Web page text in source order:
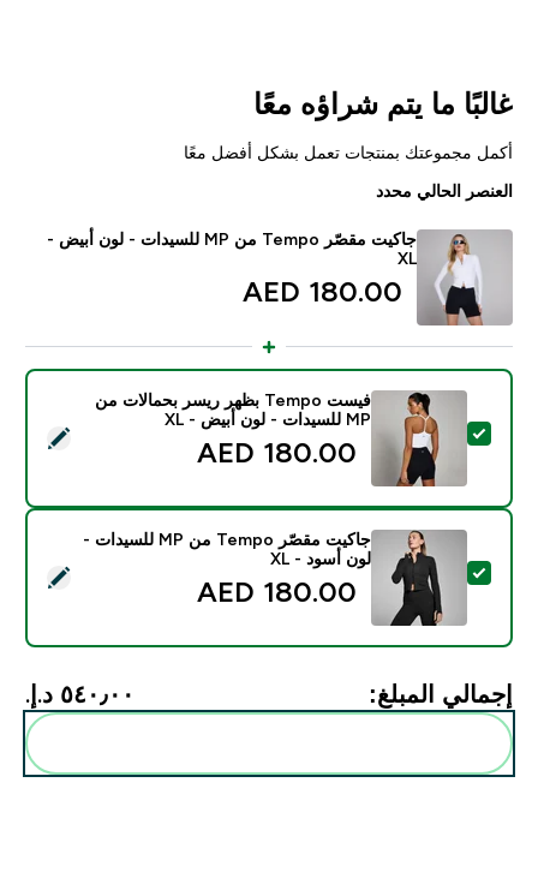
غالبًا ما يتم شراؤه معًا
أكمل مجموعتك بمنتجات تعمل بشكل أفضل معًا
العنصر الحالي محدد
جاكيت مقصّر Tempo من MP للسيدات - لون أبيض -
XL
180.00 AED‎
تحديد هذا المنتج - فيست Tempo بظهر ريسر بحمالات من MP للسيدات - لون أبيض - XL
فيست Tempo بظهر ريسر بحمالات من
MP للسيدات - لون أبيض - XL
180.00 AED‎
تحديد هذا المنتج - جاكيت مقصّر Tempo من MP للسيدات - لون أسود - XL
جاكيت مقصّر Tempo من MP للسيدات -
لون أسود - XL
180.00 AED‎
إجمالي المبلغ: ٥٤٠٫٠٠ د.إ.‏‎